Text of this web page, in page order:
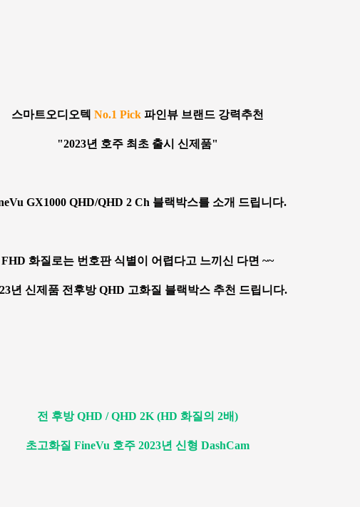
스마트오디오텍 No.1 Pick파인뷰 브랜드 강력추천
"2023년 호주 최초 출시 신제품"
GX1000 QHD/QHD 2 Ch 블랙박스를 소개 드립니다.
FHD 화질로는 번호판 식별이 어렵다고 느끼신 다면 ~~
년 신제품 전후방 QHD 고화질 블랙박스 추천 드립니다.
전 후방 QHD / QHD 2K (HD 화질의 2배)
초고화질 FineVu 호주 2023년 신형 DashCam